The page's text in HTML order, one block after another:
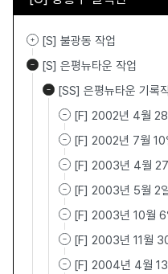
[S] 불광동 작업
[S] 은평뉴타운 작업
[SS] 은평뉴타운 기록
[F] 2002년 4월 28
[F] 2002년 7월 10
[F] 2003년 4월 27
[F] 2003년 5월 2
[F] 2003년 10월 6
[F] 2003년 11월
[F] 2004년 4월 13